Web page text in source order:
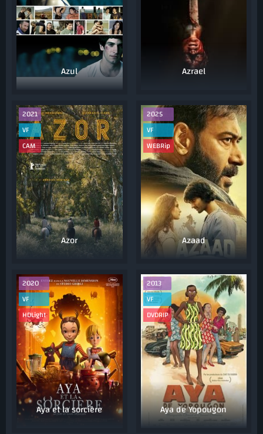
Azul Azrael
Azor
2021
VF
CAM
Azaad
2025
VF
WEBRip
Aya et la sorcière
2020
VF
HDLight
Aya de Yopougon
2013
VF
DVDRIP